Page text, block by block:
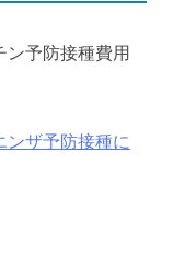
ン予防接種費用
ンザ予防接種に